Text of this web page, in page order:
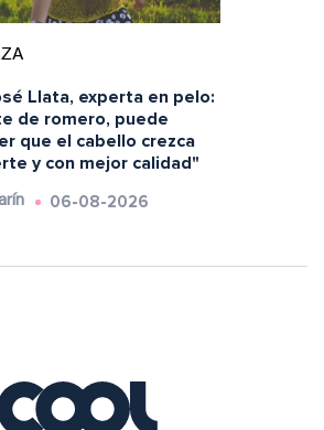
Llata, experta en pelo:
de romero, puede
que el cabello crezca
y con mejor calidad"
06-08-2026